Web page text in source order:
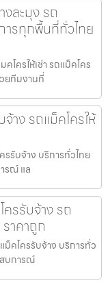
ละมุง รถ
ารทุกพื้นที่ทั่วไทย
โครให้เช่า รถแม็คโคร
ยทีมงานที่
าง รถแม็คโครให้
รรับจ้าง บริการทั่วไทย
รณ์ แล
ครรับจ้าง รถ
าคาถูก
ม็คโครรับจ้าง บริการทั่ว
บการณ์